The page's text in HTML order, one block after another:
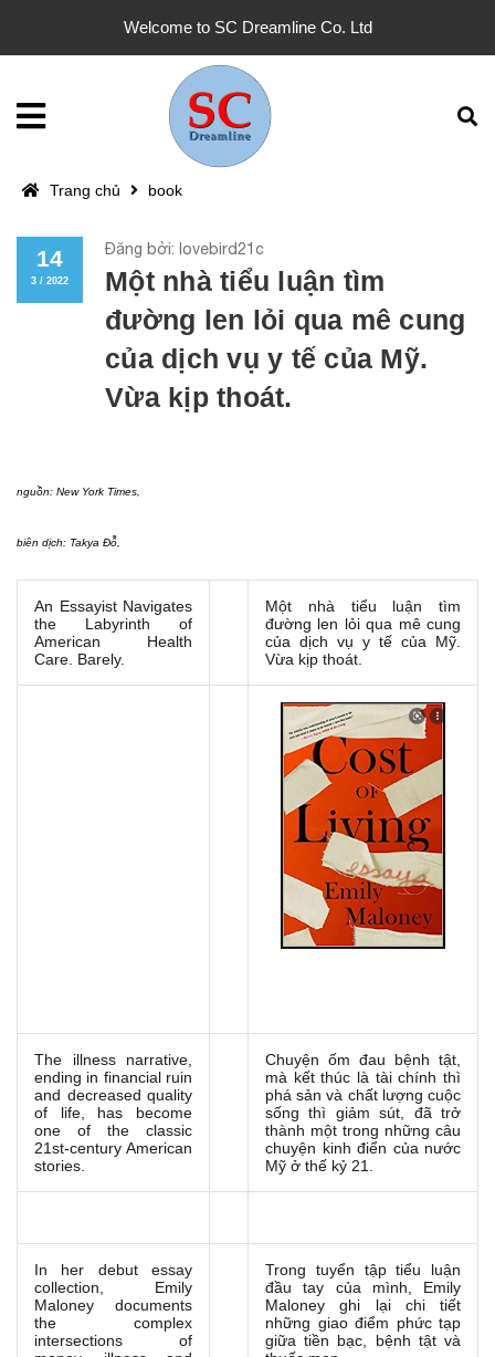
Welcome to SC Dreamline Co. Ltd
Trang chủ book
14
3 / 2022
Đăng bởi: lovebird21c
Một nhà tiểu luận tìm
đường len lỏi qua mê cung
của dịch vụ y tế của Mỹ.
Vừa kịp thoát.
nguồn: New York Times
biên dịch: Takya Đỗ,
An Essayist Navigates
the Labyrinth of
American Health
Care. Barely.
Một nhà tiểu luận tìm
đường len lỏi qua mê cung
của dịch vụ y tế của Mỹ.
Vừa kịp thoát.
The illness narrative,
ending in financial ruin
and decreased quality
of life, has become
one of the classic
21st-century American
stories.
Chuyện ốm đau bệnh tật,
mà kết thúc là tài chính thì
phá sản và chất lượng cuộc
sống thì giảm sút, đã trở
thành một trong những câu
chuyện kinh điển của nước
Mỹ ở thế kỷ 21.
In her debut essay
collection, Emily
Maloney documents
the complex
intersections of
Trong tuyển tập tiểu luận
đầu tay của mình, Emily
Maloney ghi lại chi tiết
những giao điểm phức tạp
giữa tiền bạc, bệnh tật và